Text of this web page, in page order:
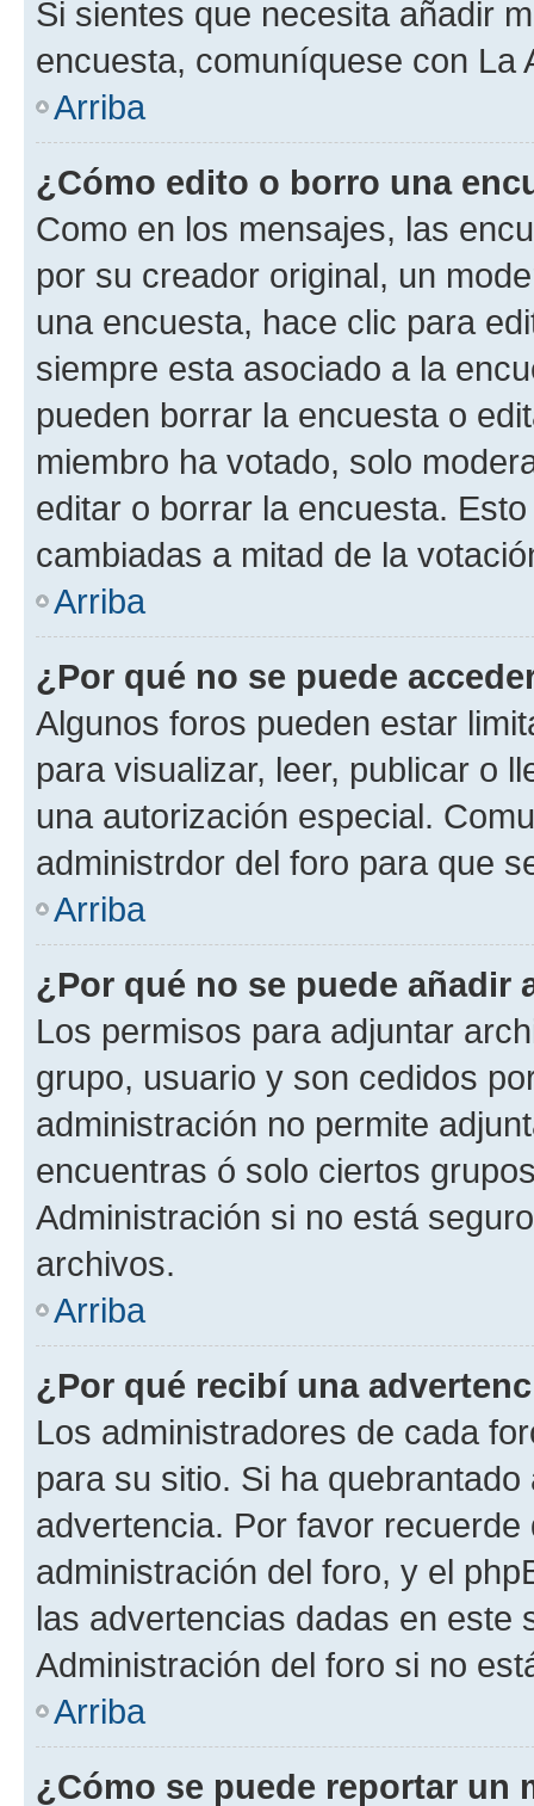
Si sientes que necesita añadir
encuesta, comuníquese con La
Arriba
¿Cómo edito o borro una
Como en los mensajes, las
por su creador original, un
una encuesta, hace clic para
siempre esta asociado a la
pueden borrar la encuesta o
miembro ha votado, solo
editar o borrar la encuesta.
cambiadas a mitad de la
Arriba
¿Por qué no se puede
Algunos foros pueden estar
para visualizar, leer, publicar o
una autorización especial.
administrdor del foro para que
Arriba
¿Por qué no se puede añadir
Los permisos para adjuntar
grupo, usuario y son cedidos
administración no permite
encuentras ó solo ciertos
Administración si no está
archivos.
Arriba
¿Por qué recibí una
Los administradores de cada
para su sitio. Si ha
advertencia. Por favor
administración del foro, y el
las advertencias dadas en este
Administración del foro si no
Arriba
¿Cómo se puede reportar un